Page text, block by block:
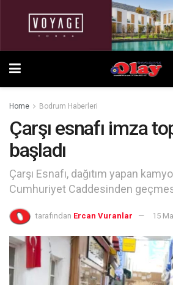
Home Bodrum Haberleri
Çarşı esnafı imza
başladı
Çarşı Esnafı, dağıtım yapan
Cumhuriyet Caddesinden
tarafından Ercan Vuranlar 15